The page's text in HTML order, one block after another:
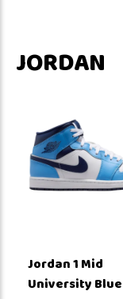
JORDAN
Jordan 1 Mid
University